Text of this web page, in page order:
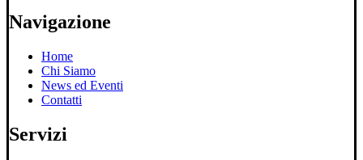
Navigazione
Home
Chi Siamo
News ed Eventi
Contatti
Servizi